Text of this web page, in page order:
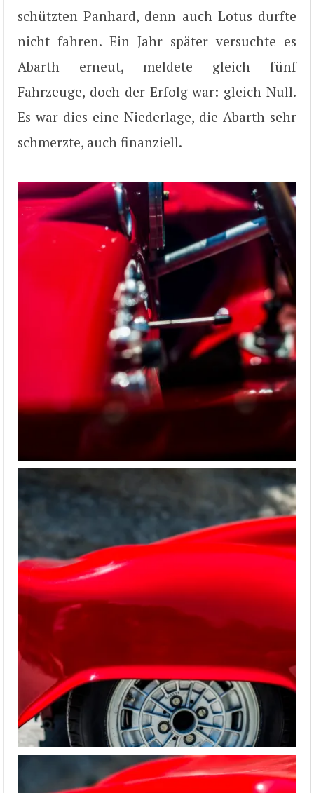
schützten Panhard, denn auch Lotus durfte
nicht fahren. Ein Jahr später versuchte es
Abarth erneut, meldete gleich fünf
Fahrzeuge, doch der Erfolg war: gleich Null.
Es war dies eine Niederlage, die Abarth sehr
schmerzte, auch finanziell.